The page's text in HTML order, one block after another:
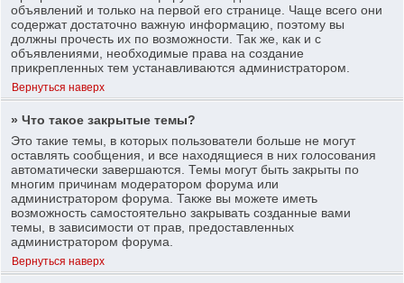
объявлений и только на первой его странице. Чаще всего они
содержат достаточно важную информацию, поэтому вы
должны прочесть их по возможности. Так же, как и с
объявлениями, необходимые права на создание
прикрепленных тем устанавливаются администратором.
Вернуться наверх
» Что такое закрытые темы?
Это такие темы, в которых пользователи больше не могут
оставлять сообщения, и все находящиеся в них голосования
автоматически завершаются. Темы могут быть закрыты по
многим причинам модератором форума или
администратором форума. Также вы можете иметь
возможность самостоятельно закрывать созданные вами
темы, в зависимости от прав, предоставленных
администратором форума.
Вернуться наверх